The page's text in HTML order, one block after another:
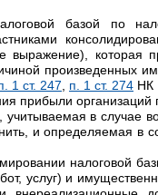
базой по
выражение), которая
произведенных
1 ст. 247 п. 1 ст. 274 НК
прибыли организаций
в случае
и определяемая в
налоговой
услуг) и